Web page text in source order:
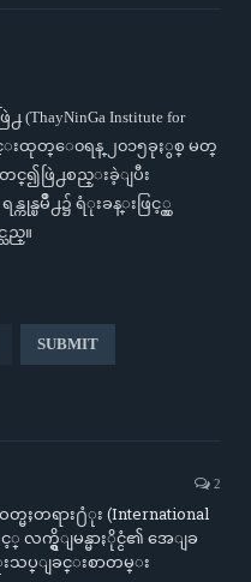
Institute for
ဇင္းထုတ္ေ၀ရန္ ၂၀၁၅ခုႏွစ္ မတ္
င္၍ဖြဲ႕စည္းခဲ့ျပီး
ကုန္ၿမိဳ႕၌ ရံုးခန္းဖြင့္လွ
ည္။
2
တ္မႈတရား႐ံုး (International
လက္ရွိျမန္မာႏိုင္ငံ၏ အေျခ
ပ္ျခင္းစာတမ္း